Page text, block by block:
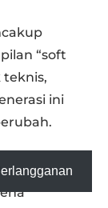
“soft
teknis,
ini